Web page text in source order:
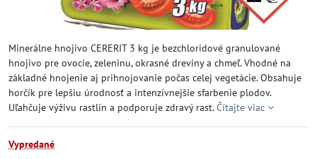
Minerálne hnojivo CERERIT 3 kg je bezchloridové granulované
hnojivo pre ovocie, zeleninu, okrasné dreviny a chmeľ. Vhodné na
základné hnojenie aj prihnojovanie počas celej vegetácie. Obsahuje
horčík pre lepšiu úrodnosť a intenzívnejšie sfarbenie plodov.
Uľahčuje výživu rastlín a podporuje zdravý rast.Čítajte viac
Vypredané